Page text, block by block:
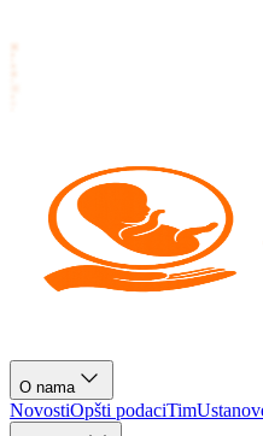
O nama
NovostiOpšti podaciTim